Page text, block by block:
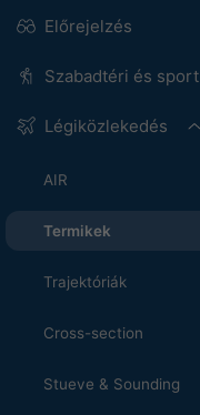
Előrejelzés
Szabadtéri és sport
Légiközlekedés
AIR
Termikek
Trajektóriák
Cross-section
Stueve & Sounding